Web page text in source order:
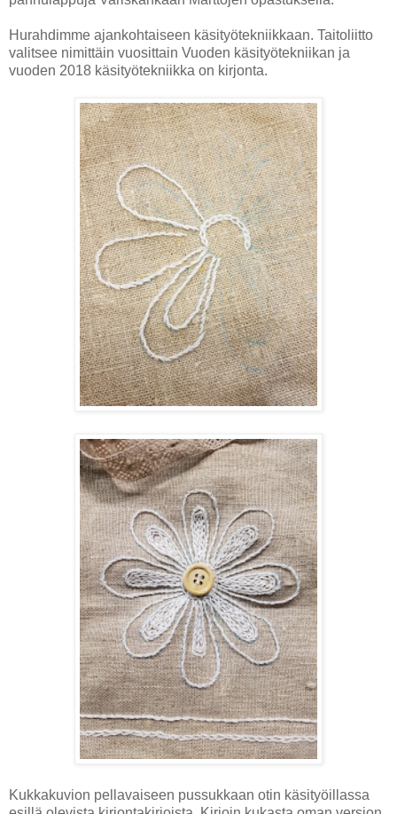
Hurahdimme ajankohtaiseen käsityötekniikkaan. Taitoliitto
valitsee nimittäin vuosittain Vuoden käsityötekniikan ja
vuoden 2018 käsityötekniikka on kirjonta.
Kukkakuvion pellavaiseen pussukkaan otin käsityöillassa